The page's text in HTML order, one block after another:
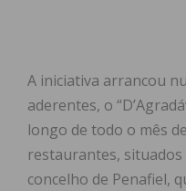
A iniciativa arrancou
aderentes, o
longo de todo o mês
restaurantes,
concelho de Penafiel,